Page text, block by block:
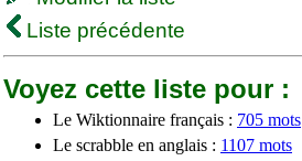
Liste précédente
Voyez cette liste pour :
Le Wiktionnaire français : 705 mots
Le scrabble en anglais : 1107 mots